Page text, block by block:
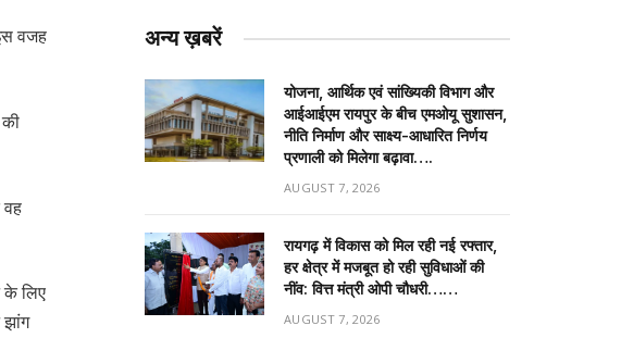
वजह
के लिए
अन्य ख़बरें
योजना, आर्थिक एवं सांख्यिकी विभाग और
आईआईएम रायपुर के बीच एमओयू सुशासन,
नीति निर्माण और साक्ष्य-आधारित निर्णय
प्रणाली को मिलेगा बढ़ावा….
AUGUST 7, 2026
रायगढ़ में विकास को मिल रही नई रफ्तार,
हर क्षेत्र में मजबूत हो रही सुविधाओं की
नींव: वित्त मंत्री ओपी चौधरी……
AUGUST 7, 2026